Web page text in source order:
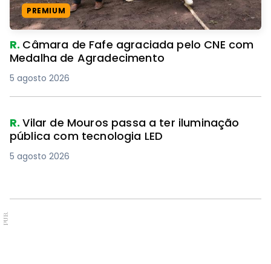
PREMIUM
R. Câmara de Fafe agraciada pelo CNE com
Medalha de Agradecimento
5 agosto 2026
R.Vilar de Mouros passa a ter iluminação
pública com tecnologia LED
5 agosto 2026
PUB.